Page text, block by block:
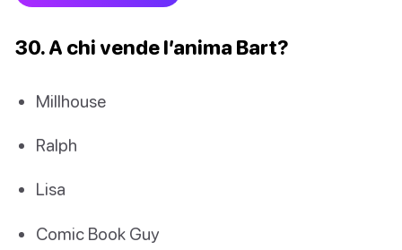
30. A chi vende l’anima Bart?
Millhouse
Ralph
Lisa
Comic Book Guy